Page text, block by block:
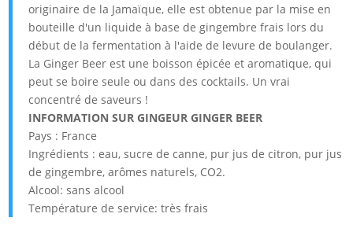
originaire de la Jamaïque, elle est obtenue par la mise en
bouteille d'un liquide à base de gingembre frais lors du
début de la fermentation à l'aide de levure de boulanger.
La Ginger Beer est une boisson épicée et aromatique, qui
peut se boire seule ou dans des cocktails. Un vrai
concentré de saveurs !
INFORMATION SUR GINGEUR GINGER BEER
Pays : France
Ingrédients : eau, sucre de canne, pur jus de citron, pur jus
de gingembre, arômes naturels, CO2.
Alcool: sans alcool
Température de service: très frais